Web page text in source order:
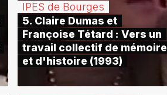
IPES de Bourges
5. Claire Dumas et
Françoise Tétard : Vers un
travail collectif de mémoire
et d'histoire (1993)